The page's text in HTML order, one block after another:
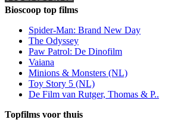
Bioscoop top films
Spider-Man: Brand New Day
The Odyssey
Paw Patrol: De Dinofilm
Vaiana
Minions & Monsters (NL)
Toy Story 5 (NL)
De Film van Rutger, Thomas & P..
Topfilms voor thuis